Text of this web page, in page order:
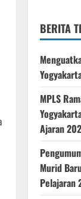
BERITA
MPLS
Ajaran
Murid
Pelajaran